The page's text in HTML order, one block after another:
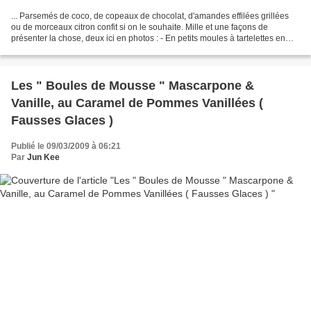
... Parsemés de coco, de copeaux de chocolat, d'amandes effilées grillées
ou de morceaux citron confit si on le souhaite. Mille et une façons de
présenter la chose, deux ici en photos : - En petits moules à tartelettes en
Les " Boules de Mousse " Mascarpone &
Vanille, au Caramel de Pommes Vanillées (
Fausses Glaces )
Publié le 09/03/2009 à 06:21
Par Jun Kee